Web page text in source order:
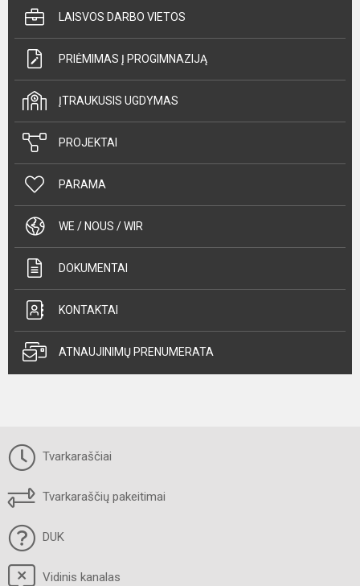
LAISVOS DARBO VIETOS
PRIĖMIMAS Į PROGIMNAZIJĄ
ĮTRAUKUSIS UGDYMAS
PROJEKTAI
PARAMA
WE / NOUS / WIR
DOKUMENTAI
KONTAKTAI
ATNAUJINIMŲ PRENUMERATA
Tvarkaraščiai
Tvarkaraščių pakeitimai
DUK
Vidinis kanalas